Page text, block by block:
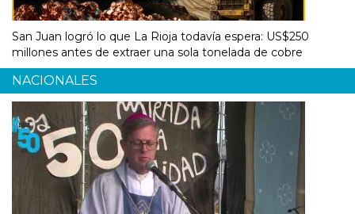
San Juan logró lo que La Rioja todavía espera: US$250
millones antes de extraer una sola tonelada de cobre
NACIONALES